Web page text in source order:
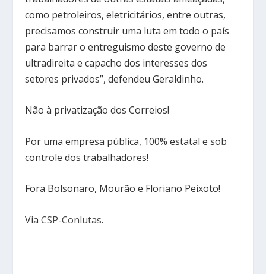
como petroleiros, eletricitários, entre outras,
precisamos construir uma luta em todo o país
para barrar o entreguismo deste governo de
ultradireita e capacho dos interesses dos
setores privados”, defendeu Geraldinho.
Não à privatização dos Correios!
Por uma empresa pública, 100% estatal e sob
controle dos trabalhadores!
Fora Bolsonaro, Mourão e Floriano Peixoto!
ViaCSP-Conlutas.